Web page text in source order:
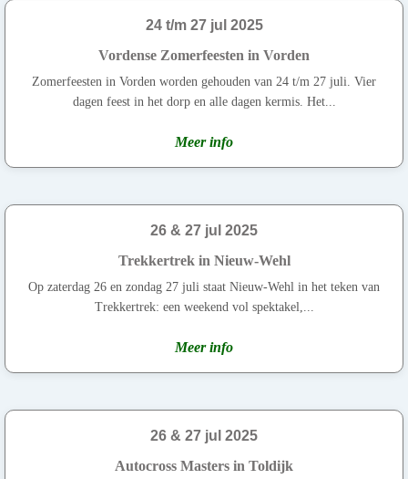
24 t/m 27 jul 2025
Vordense Zomerfeesten in Vorden
Zomerfeesten in Vorden worden gehouden van 24 t/m 27 juli. Vier
dagen feest in het dorp en alle dagen kermis. Het...
Meer info
26 & 27 jul 2025
Trekkertrek in Nieuw-Wehl
Op zaterdag 26 en zondag 27 juli staat Nieuw-Wehl in het teken van
Trekkertrek: een weekend vol spektakel,...
Meer info
26 & 27 jul 2025
Autocross Masters in Toldijk